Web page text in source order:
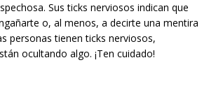
Sus ticks nerviosos indican que
o, al menos, a decirte una mentira
personas tienen ticks nerviosos,
ocultando algo. ¡Ten cuidado!